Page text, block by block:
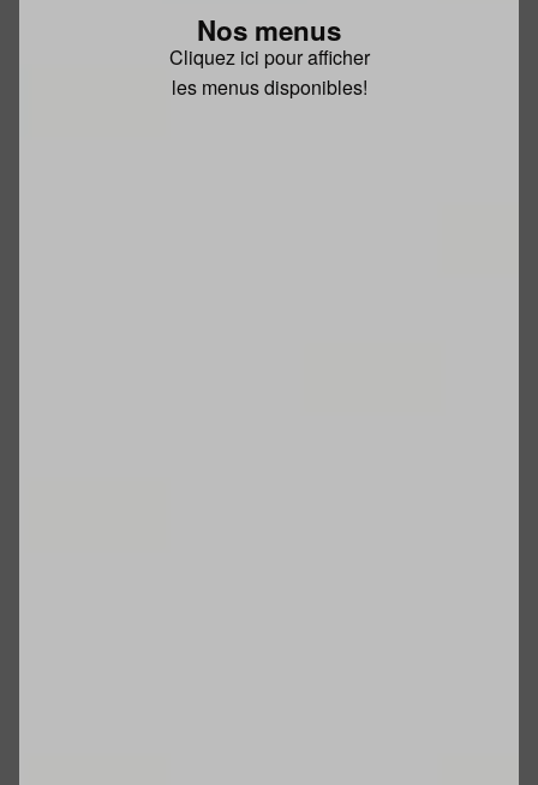
Nos menus
Cliquez ici pour afficher
les menus disponibles!